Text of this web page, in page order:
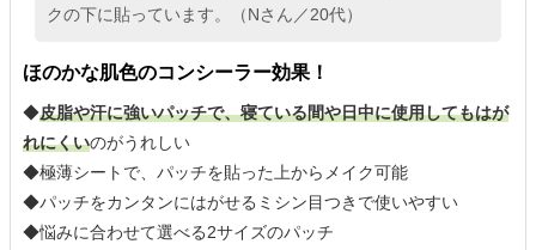
クの下に貼っています。（Nさん／20代）
ほのかな肌色のコンシーラー効果！
◆皮脂や汗に強いパッチで、寝ている間や日中に使用してもはが
れにくいのがうれしい
◆極薄シートで、パッチを貼った上からメイク可能
◆パッチをカンタンにはがせるミシン目つきで使いやすい
◆悩みに合わせて選べる2サイズのパッチ